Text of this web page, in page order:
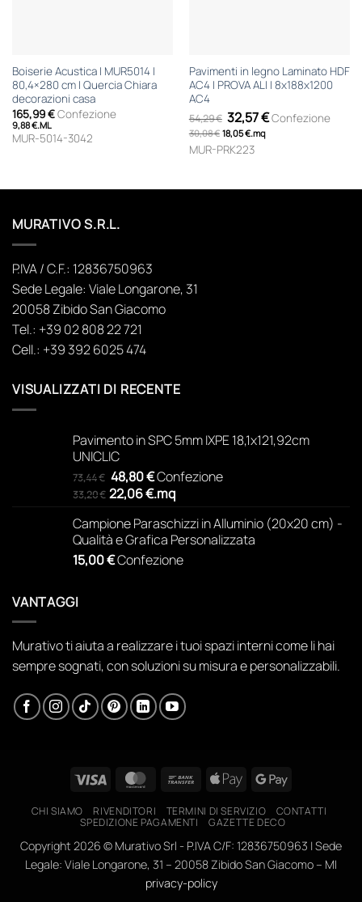
Boiserie Acustica | MUR5014 |
80,4×280 cm | Quercia Chiara
decorazioni casa
165,99€Confezione
9,88€.ML
MUR-5014-3042
Pavimenti in legno Laminato HDF
AC4 | PROVA ALI | 8x188x1200
AC4
54,29€ Il
prezzo
originale
era:
54,29 €.
32,57€Il
prezzo
Confezione
30,08€ 18,05€.mq
MUR-PRK223
MURATIVO S.R.L.
P.IVA / C.F.: 12836750963
Sede Legale: Viale Longarone, 31
20058 Zibido San Giacomo
Tel.: +39 02 808 22 721
Cell.: +39 392 6025 474
VISUALIZZATI DI RECENTE
Pavimento in SPC 5mm IXPE 18,1x121,92cm
UNICLIC
73,44€ Il
prezzo
era:
73,44 €.
48,80€Il
prezzo
è:
48,80 €.
Confezione
33,20€ 22,06€.mq
Campione Paraschizzi in Alluminio (20x20 cm) -
Qualità e Grafica Personalizzata
15,00€Confezione
VANTAGGI
Murativo ti aiuta a realizzare i tuoi spazi interni come li hai
sempre sognati, con soluzioni su misura e personalizzabili.
Visa MasterCardBank
Apple
Google
CHI SIAMO RIVENDITORI TERMINI DI SERVIZIO
CONTATTI
SPEDIZIONE PAGAMENTI
GAZETTE DECO
Copyright 2026 © Murativo Srl - P.IVA C/F: 12836750963 | Sede
Legale: Viale Longarone, 31 – 20058 Zibido San Giacomo – MI
privacy-policy